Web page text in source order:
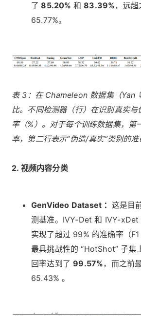
了 85.20% 和83.39%，远超
65.77%。
表 3：在 Chameleon 数据集（Yan
比。不同检测器（行）在识别真实
率（%）。对于每个训练数据集，第
率，第二行表示“伪造/真实”类别的准
2. 视频内容分类
GenVideo Dataset ： 这是目
测基准。IVY-Det 和 IVY-xDet
实现了超过 99% 的准确率（
最具挑战性的 “HotShot” 子集
回率达到了99.57%，而之前
65.43% 。